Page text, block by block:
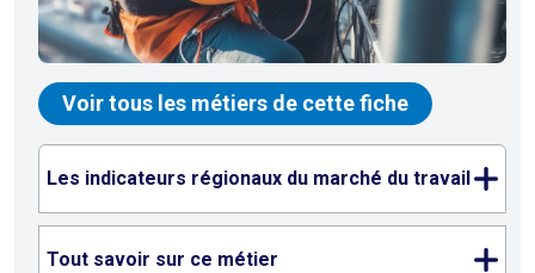
Voir tous les métiers de cette fiche
Les indicateurs régionaux du marché du travail
Tout savoir sur ce métier